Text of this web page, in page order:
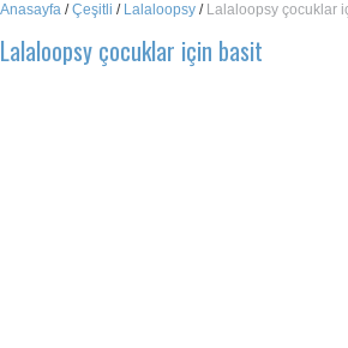
Anasayfa /Çeşitli / Lalaloopsy / Lalaloopsy çocuklar
Lalaloopsy çocuklar için basit